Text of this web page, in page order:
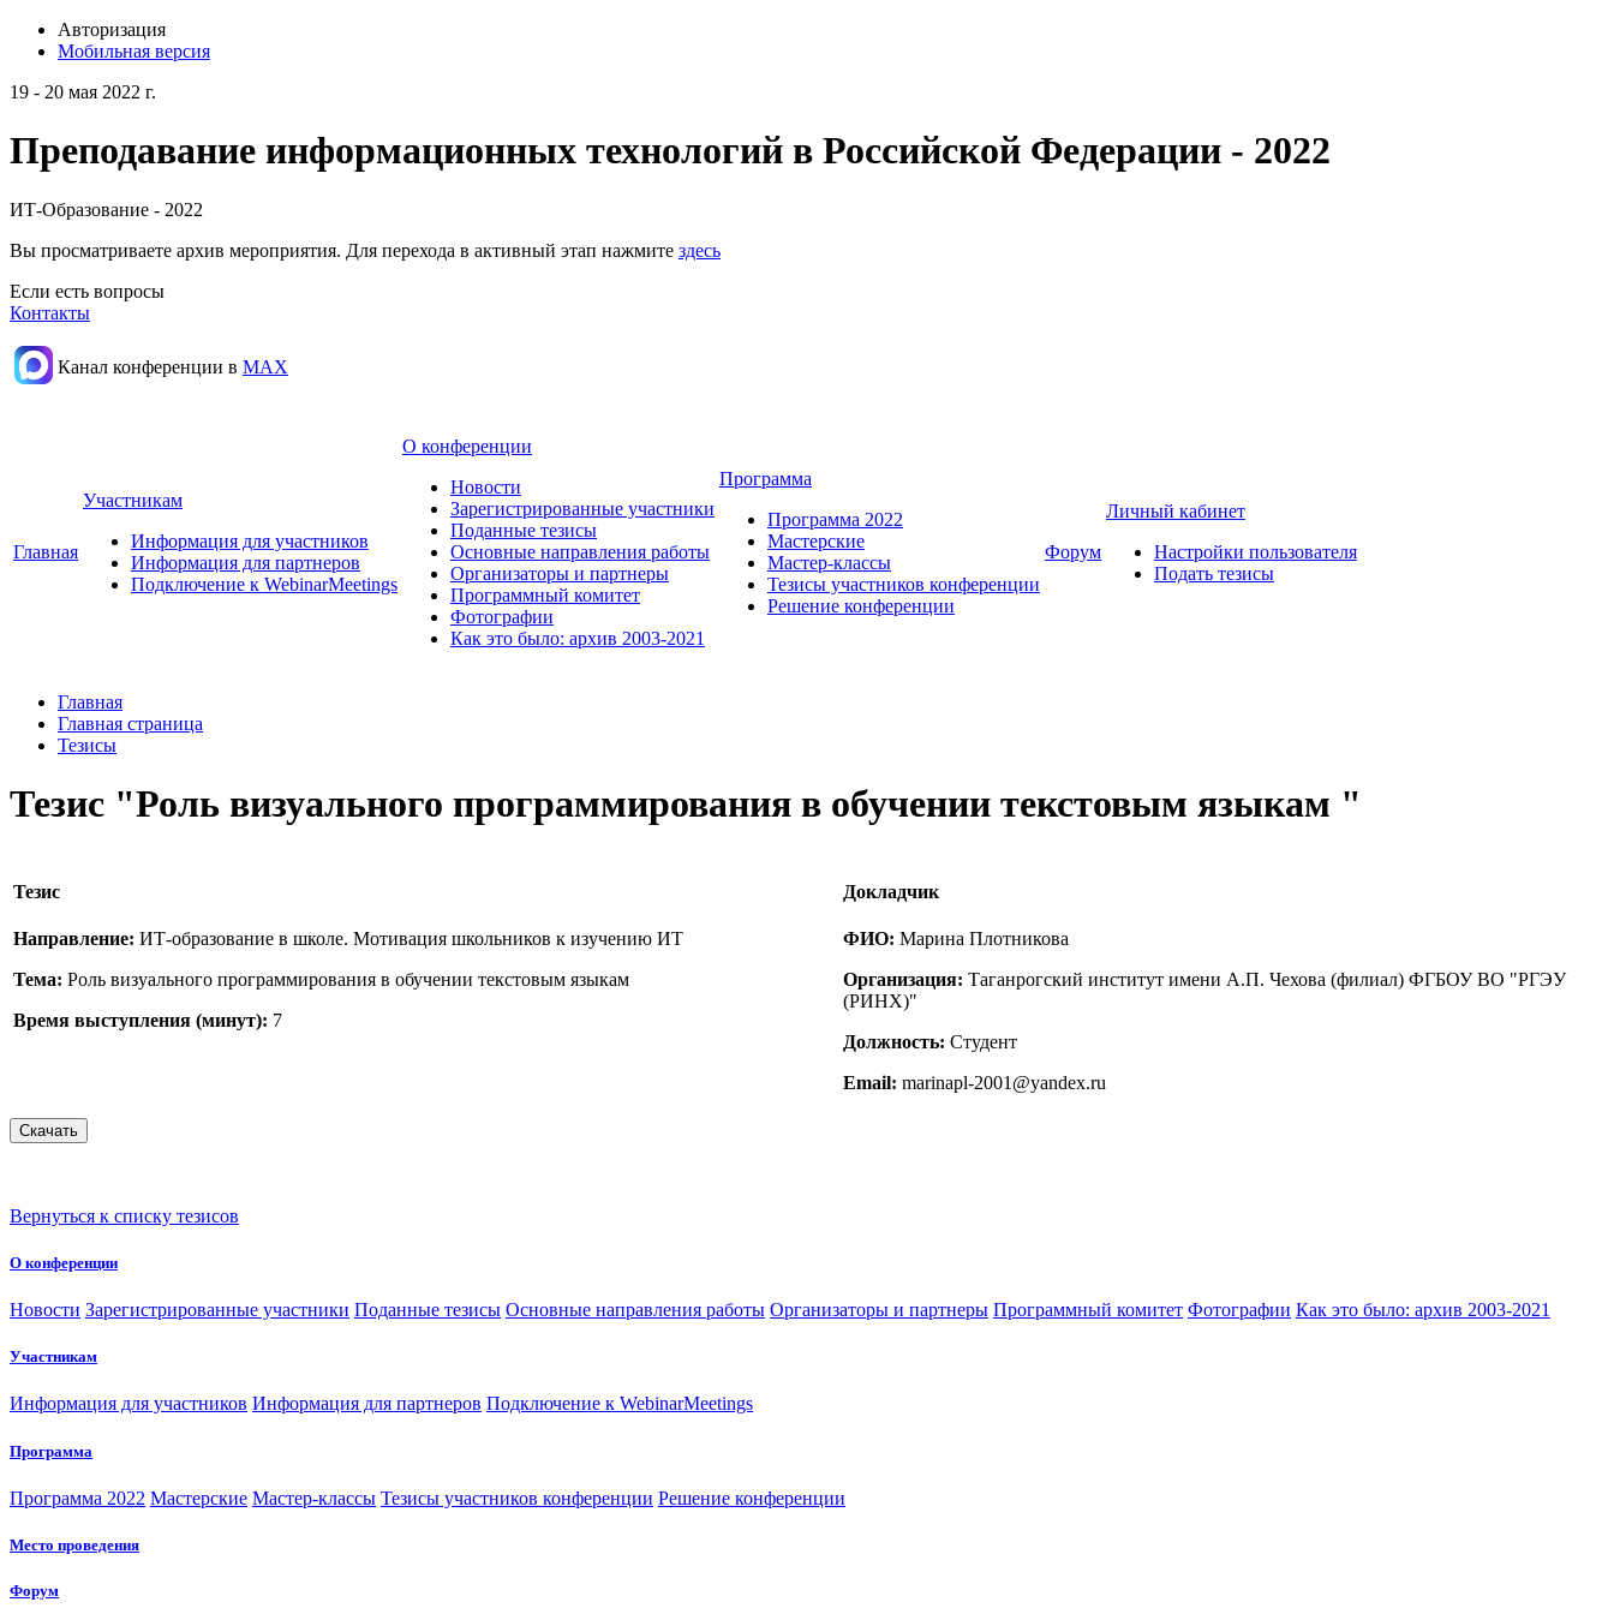
Авторизация
Мобильная версия
19 - 20 мая 2022 г.
Преподавание информационных технологий в Российской Федерации - 2022
ИТ-Образование - 2022
Вы просматриваете архив мероприятия. Для перехода в активный этап нажмите здесь
Если есть вопросы
Контакты
Канал конференции в МАХ
Главная
Участникам
Информация для участников
Информация для партнеров
Подключение к WebinarMeetings
О конференции
Новости
Зарегистрированные участники
Поданные тезисы
Основные направления работы
Организаторы и партнеры
Программный комитет
Фотографии
Как это было: архив 2003-2021
Программа
Программа 2022
Мастерские
Мастер-классы
Тезисы участников конференции
Решение конференции
Форум
Личный кабинет
Настройки пользователя
Подать тезисы
Главная
Главная страница
Тезисы
Тезис "Роль визуального программирования в обучении текстовым языкам "
Тезис
Направление: ИТ-образование в школе. Мотивация школьников к изучению ИТ
Тема: Роль визуального программирования в обучении текстовым языкам
Время выступления (минут): 7
Докладчик
ФИО: Марина Плотникова
Организация: Таганрогский институт имени А.П. Чехова (филиал) ФГБОУ ВО "РГЭУ
(РИНХ)"
Должность: Студент
Email: marinapl-2001@yandex.ru
Вернуться к списку тезисов
О конференции
Новости Зарегистрированные участники Поданные тезисы Основные направления работы Организаторы и партнеры Программный комитет Фотографии Как это было: архив 2003-2021
Участникам
Информация для участников Информация для партнеров Подключение к WebinarMeetings
Программа
Программа 2022 Мастерские Мастер-классы Тезисы участников конференции Решение конференции
Место проведения
Форум